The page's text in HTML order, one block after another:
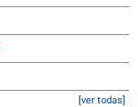
[ver todas]